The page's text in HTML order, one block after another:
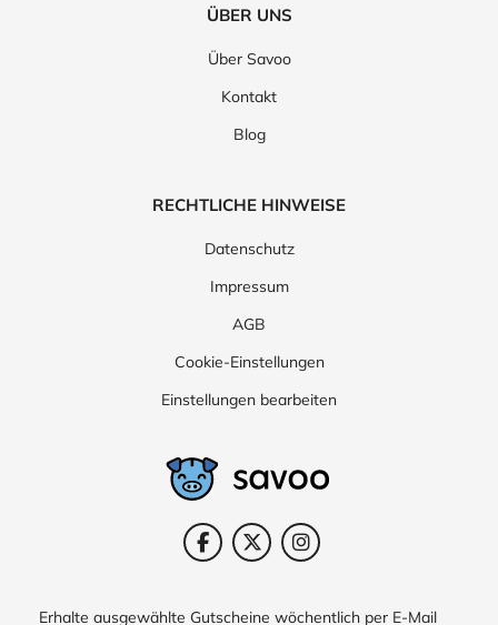
ÜBER UNS
Über Savoo
Kontakt
Blog
RECHTLICHE HINWEISE
Datenschutz
Impressum
AGB
Cookie-Einstellungen
Einstellungen bearbeiten
Erhalte ausgewählte Gutscheine wöchentlich per E-Mail